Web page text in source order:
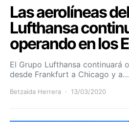
Las aerolíneas
Lufthansa
operando en los
El Grupo Lufthansa continuará
desde Frankfurt a Chicago y a…
Betzaida Herrera 13/03/2020